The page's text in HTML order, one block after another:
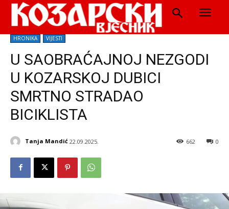
HRONIKA VIJESTI
U SAOBRAĆAJNOJ NEZGODI
U KOZARSKOJ DUBICI
SMRTNO STRADAO
BICIKLISTA
Tanja Mandić 22.09.2025. 0
662